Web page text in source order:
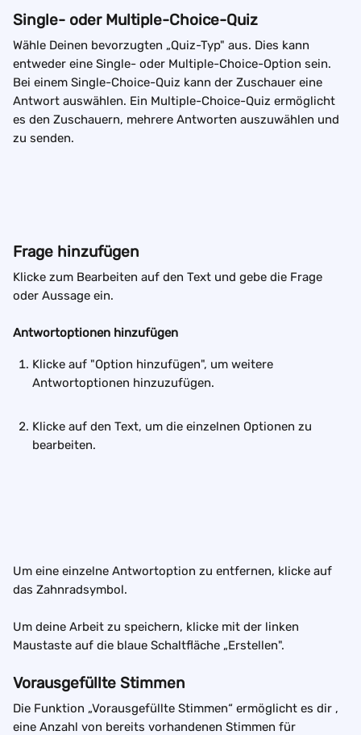
Single- oder Multiple-Choice-Quiz
Wähle Deinen bevorzugten „Quiz-Typ" aus. Dies kann
entweder eine Single- oder Multiple-Choice-Option sein.
Bei einem Single-Choice-Quiz kann der Zuschauer eine
Antwort auswählen. Ein Multiple-Choice-Quiz ermöglicht
es den Zuschauern, mehrere Antworten auszuwählen und
zu senden.
Frage hinzufügen
Klicke zum Bearbeiten auf den Text und gebe die Frage
oder Aussage ein.
Antwortoptionen hinzufügen
Klicke auf "Option hinzufügen", um weitere
Antwortoptionen hinzuzufügen.
Klicke auf den Text, um die einzelnen Optionen zu
bearbeiten.
Um eine einzelne Antwortoption zu entfernen, klicke auf
das Zahnradsymbol.
Um deine Arbeit zu speichern, klicke mit der linken
Maustaste auf die blaue Schaltfläche „Erstellen".
Vorausgefüllte Stimmen
Die Funktion „Vorausgefüllte Stimmen“ ermöglicht es dir ,
eine Anzahl von bereits vorhandenen Stimmen für